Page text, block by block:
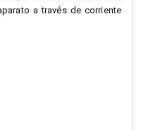
a través de corriente